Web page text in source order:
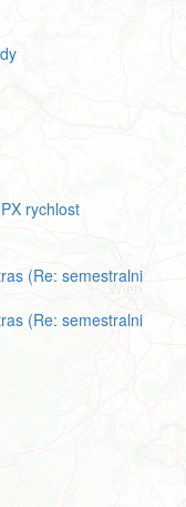
rychlost
(Re: semestralni
(Re: semestralni